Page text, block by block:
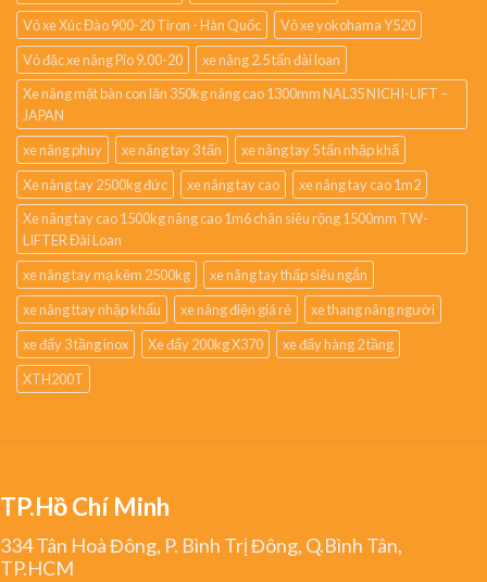
Vỏ xe Xúc Đào 900-20 Tiron - Hàn Quốc
Vỏ xe yokohama Y520
Vỏ đặc xe nâng Pio 9.00-20
xe nâng 2.5 tấn đài loan
Xe nâng mặt bàn con lăn 350kg nâng cao 1300mm NAL35 NICHI-LIFT –
JAPAN
xe nâng phuy
xe nâng tay 3 tấn
xe nâng tay 5 tấn nhập khẩ
Xe nâng tay 2500kg đức
xe nâng tay cao
xe nâng tay cao 1m2
Xe nâng tay cao 1500kg nâng cao 1m6 chân siêu rộng 1500mm TW-
LIFTER Đài Loan
xe nâng tay mạ kẽm 2500kg
xe nâng tay thấp siêu ngắn
xe nâng ttay nhập khẩu
xe nâng điện giá rẻ
xe thang nâng người
xe đẩy 3 tầng inox
Xe đẩy 200kg X370
xe đẩy hàng 2 tầng
XTH200T
TP.Hồ Chí Minh
334 Tân Hoà Đông, P. Bình Trị Đông, Q.Bình Tân,
TP.HCM